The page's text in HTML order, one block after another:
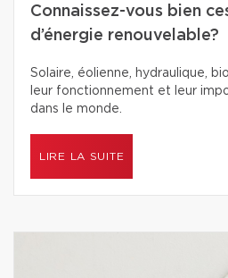
Connaissez-vous bien
d’énergie renouvelable?
Solaire, éolienne, hydraulique,
leur fonctionnement et leur
dans le monde.
LIRE LA SUITE